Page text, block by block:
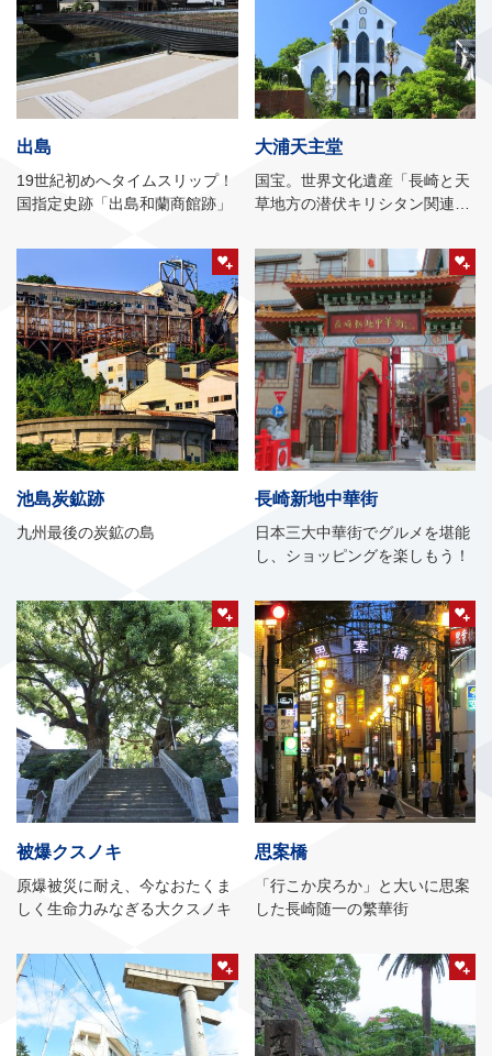
出島
19世紀初めへタイムスリップ！
国指定史跡「出島和蘭商館跡」
大浦天主堂
国宝。世界文化遺産「長崎と天
草地方の潜伏キリシタン関連遺
池島炭鉱跡
九州最後の炭鉱の島
長崎新地中華街
日本三大中華街でグルメを堪能
し、ショッピングを楽しもう！
被爆クスノキ
原爆被災に耐え、今なおたくま
しく生命力みなぎる大クスノキ
思案橋
「行こか戻ろか」と大いに思案
した長崎随一の繁華街